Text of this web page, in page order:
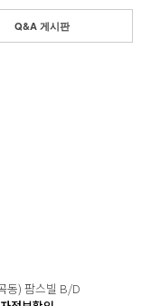
Q&A 게시판
동) 팜스빌 B/D